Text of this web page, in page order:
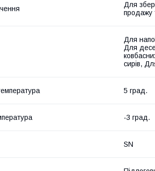
Для
продажу
Для
Для
сирів,
5 град.
-3 град.
SN